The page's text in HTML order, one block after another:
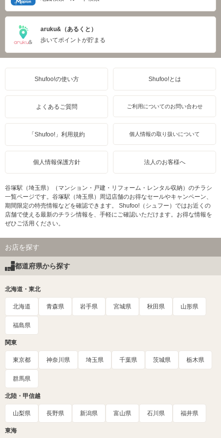
aruku&（あるくと）
歩いてポイントが貯まる
Shufoo!の使い方 Shufoo!とは
よくあるご質問 ご利用についてのお問い合わせ
「Shufoo!」利用規約 個人情報の取り扱いについて
個人情報保護方針 法人のお客様へ
谷塚駅（埼玉県）（マンション・戸建・リフォーム・レンタル収納）のチラシ
一覧ページです。谷塚駅（埼玉県）周辺店舗のお得なセールやキャンペーン、
期間限定の特売情報などを確認できます。 Shufoo!（シュフー）ではお近くの
店舗で使える最新のチラシ情報を、手軽にご確認いただけます。お得な情報を
ぜひご活用ください。
お店を探す
都道府県から探す
北海道・東北
北海道 青森県 岩手県 宮城県 秋田県 山形県
福島県
関東
東京都 神奈川県 埼玉県 千葉県 茨城県 栃木県
群馬県
北陸・甲信越
山梨県 長野県 新潟県 富山県 石川県 福井県
東海